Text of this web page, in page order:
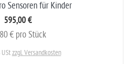
Sensoren für Kinder
595,00 €
€ pro Stück
UStzzgl. Versandkosten